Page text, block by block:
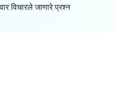
विचारले जाणारे प्रश्न